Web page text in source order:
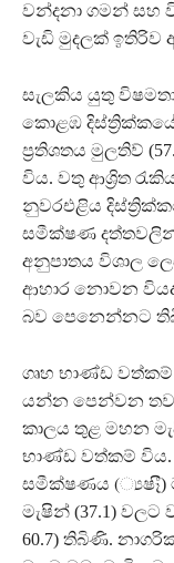
වන්දනා ගමන් සහ
වැඩි මුදලක් ඉතිරිව
සැලකිය යුතු
කොළඹ
ප්‍රතිශතය මුලතිව්
විය. වතු ආශ්‍රිත
නුවරඑළිය
සමීක්ෂණ
අනුපාතය විශාල
ආහාර නොවන
බව පෙනෙන්නට
ගෘහ භාණ්ඩ
යන්න පෙන්වන
කාලය තුළ මහන
භාණ්ඩ වත්කම් විය.
සමීක්ෂණය (්‍යෂෑී)
මැෂින් (37.1)
60.7) තිබිණි.